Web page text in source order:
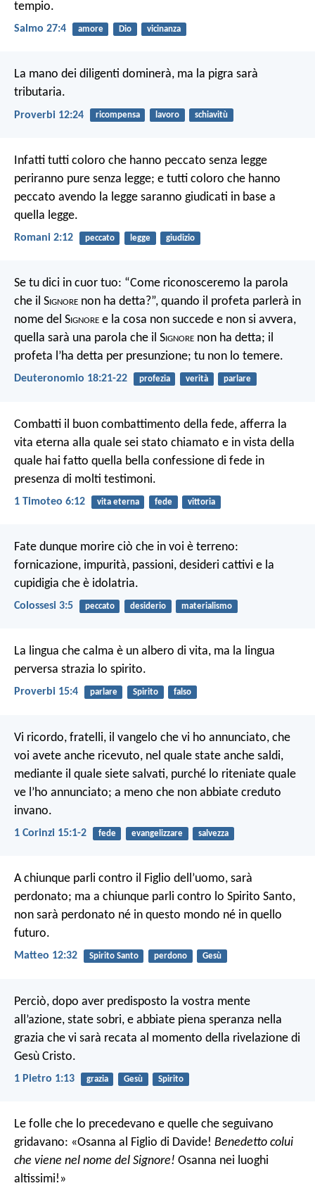
tempio.
Salmo 27:4 amore Dio vicinanza
La mano dei diligenti dominerà, ma la pigra sarà
tributaria.
Proverbi 12:24 ricompensa lavoro schiavitù
Infatti tutti coloro che hanno peccato senza legge
periranno pure senza legge; e tutti coloro che hanno
peccato avendo la legge saranno giudicati in base a
quella legge.
Romani 2:12 peccato legge giudizio
Se tu dici in cuor tuo: “Come riconosceremo la parola
che il Signore non ha detta?”, quando il profeta parlerà in
nome del Signore e la cosa non succede e non si avvera,
quella sarà una parola che il Signore non ha detta; il
profeta l’ha detta per presunzione; tu non lo temere.
Deuteronomio 18:21-22 profezia verità parlare
Combatti il buon combattimento della fede, afferra la
vita eterna alla quale sei stato chiamato e in vista della
quale hai fatto quella bella confessione di fede in
presenza di molti testimoni.
1 Timoteo 6:12 vita eterna fede vittoria
Fate dunque morire ciò che in voi è terreno:
fornicazione, impurità, passioni, desideri cattivi e la
cupidigia che è idolatria.
Colossesi 3:5 peccato desiderio materialismo
La lingua che calma è un albero di vita, ma la lingua
perversa strazia lo spirito.
Proverbi 15:4 parlare Spirito falso
Vi ricordo, fratelli, il vangelo che vi ho annunciato, che
voi avete anche ricevuto, nel quale state anche saldi,
mediante il quale siete salvati, purché lo riteniate quale
ve l’ho annunciato; a meno che non abbiate creduto
invano.
1 Corinzi 15:1-2 fede evangelizzare salvezza
A chiunque parli contro il Figlio dell’uomo, sarà
perdonato; ma a chiunque parli contro lo Spirito Santo,
non sarà perdonato né in questo mondo né in quello
futuro.
Matteo 12:32 Spirito Santo perdono Gesù
Perciò, dopo aver predisposto la vostra mente
all’azione, state sobri, e abbiate piena speranza nella
grazia che vi sarà recata al momento della rivelazione di
Gesù Cristo.
1 Pietro 1:13 grazia Gesù Spirito
Le folle che lo precedevano e quelle che seguivano
gridavano: «Osanna al Figlio di Davide! Benedetto colui
che viene nel nome del Signore! Osanna nei luoghi
altissimi!»